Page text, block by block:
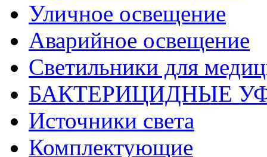
Уличное освещение
Аварийное освещение
Светильники для
БАКТЕРИЦИДНЫЕ
Источники света
Комплектующие